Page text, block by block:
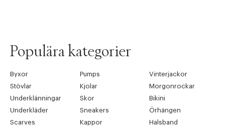
Populära kategorier
Byxor Pumps
Vinterjackor
Stövlar
Kjolar
Morgonrockar
Underklänningar
Skor
Bikini
Underkläder
Sneakers
Örhängen
Scarves
Kappor
Halsband